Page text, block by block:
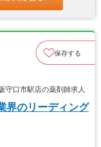
保存する
口市駅店の薬剤師求人
界のリーディング